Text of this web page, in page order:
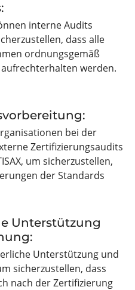
interne Audits
dass alle
ordnungsgemäß
werden.
bei der
Zertifizierungsaudits
um sicherzustellen,
der Standards
Unterstützung
Unterstützung und
sicherzustellen, dass
nach der Zertifizierung